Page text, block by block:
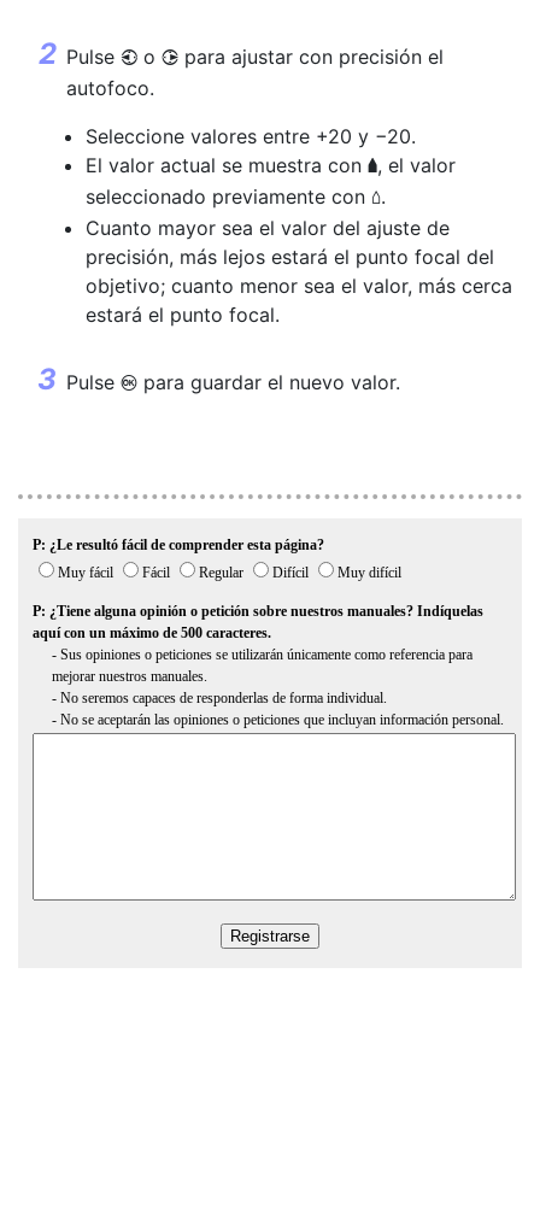
Pulse 4 o 2 para ajustar con precisión el
autofoco.
Seleccione valores entre +20 y −20.
El valor actual se muestra con g, el valor
seleccionado previamente con o.
Cuanto mayor sea el valor del ajuste de
precisión, más lejos estará el punto focal del
objetivo; cuanto menor sea el valor, más cerca
estará el punto focal.
Pulse J para guardar el nuevo valor.